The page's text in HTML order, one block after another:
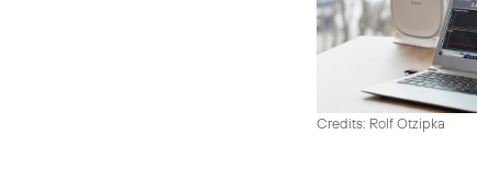
Credits: Rolf Otzipka